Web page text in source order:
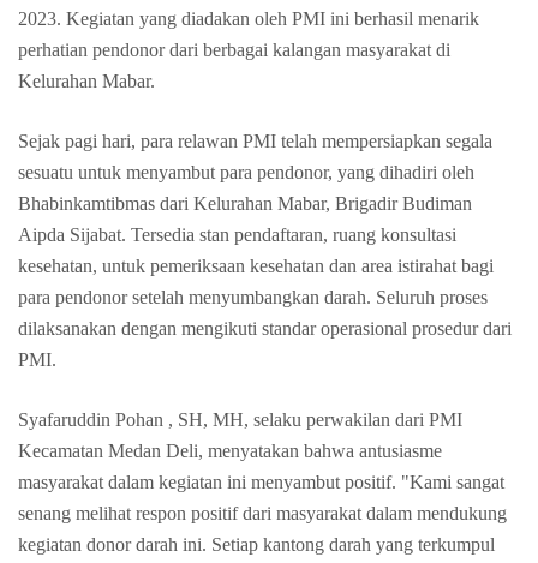
2023. Kegiatan yang diadakan oleh PMI ini berhasil menarik
perhatian pendonor dari berbagai kalangan masyarakat di
Kelurahan Mabar.
Sejak pagi hari, para relawan PMI telah mempersiapkan segala
sesuatu untuk menyambut para pendonor, yang dihadiri oleh
Bhabinkamtibmas dari Kelurahan Mabar, Brigadir Budiman
Aipda Sijabat. Tersedia stan pendaftaran, ruang konsultasi
kesehatan, untuk pemeriksaan kesehatan dan area istirahat bagi
para pendonor setelah menyumbangkan darah. Seluruh proses
dilaksanakan dengan mengikuti standar operasional prosedur dari
PMI.
Syafaruddin Pohan , SH, MH, selaku perwakilan dari PMI
Kecamatan Medan Deli, menyatakan bahwa antusiasme
masyarakat dalam kegiatan ini menyambut positif. "Kami sangat
senang melihat respon positif dari masyarakat dalam mendukung
kegiatan donor darah ini. Setiap kantong darah yang terkumpul